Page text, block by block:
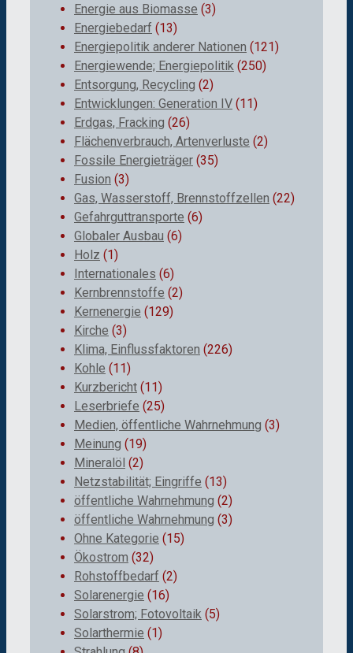
Energie aus Biomasse (3)
Energiebedarf (13)
Energiepolitik anderer Nationen (121)
Energiewende; Energiepolitik (250)
Entsorgung, Recycling (2)
Entwicklungen: Generation IV (11)
Erdgas, Fracking (26)
Flächenverbrauch, Artenverluste (2)
Fossile Energieträger (35)
Fusion (3)
Gas, Wasserstoff, Brennstoffzellen (22)
Gefahrguttransporte (6)
Globaler Ausbau (6)
Holz (1)
Internationales (6)
Kernbrennstoffe (2)
Kernenergie (129)
Kirche (3)
Klima, Einflussfaktoren (226)
Kohle (11)
Kurzbericht (11)
Leserbriefe (25)
Medien, öffentliche Wahrnehmung (3)
Meinung (19)
Mineralöl (2)
Netzstabilität; Eingriffe (13)
öffentliche Wahrnehmung (2)
öffentliche Wahrnehmung (3)
Ohne Kategorie (15)
Ökostrom (32)
Rohstoffbedarf (2)
Solarenergie (16)
Solarstrom; Fotovoltaik (5)
Solarthermie (1)